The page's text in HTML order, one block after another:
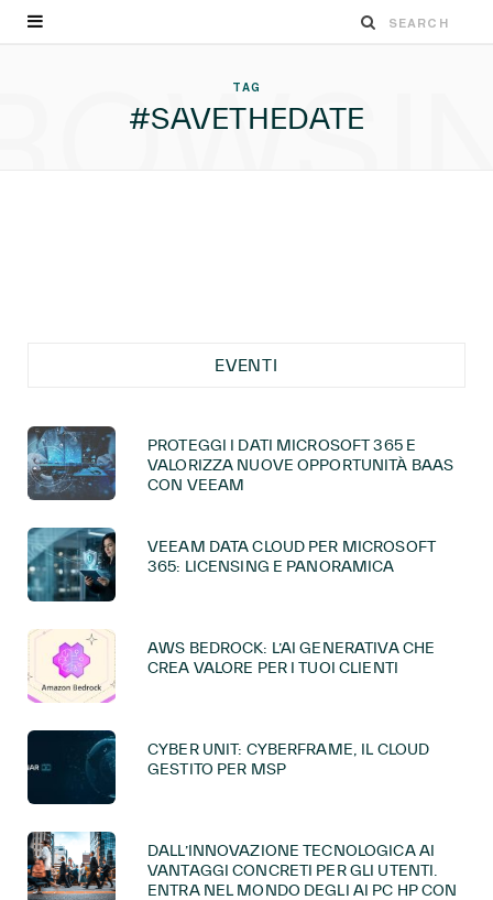
TAG
#SAVETHEDATE
EVENTI
PROTEGGI I DATI MICROSOFT 365 E
VALORIZZA NUOVE OPPORTUNITÀ BAAS
CON VEEAM
VEEAM DATA CLOUD PER MICROSOFT
365: LICENSING E PANORAMICA
AWS BEDROCK: L’AI GENERATIVA CHE
CREA VALORE PER I TUOI CLIENTI
CYBER UNIT: CYBERFRAME, IL CLOUD
GESTITO PER MSP
DALL’INNOVAZIONE TECNOLOGICA AI
VANTAGGI CONCRETI PER GLI UTENTI.
ENTRA NEL MONDO DEGLI AI PC HP CON